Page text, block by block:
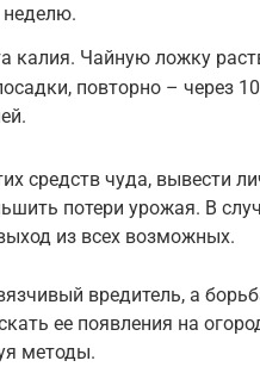
калия. Чайную ложку
повторно – через
средств чуда, вывести
потери урожая. В
из всех возможных.
вредитель, а
ее появления на
методы.